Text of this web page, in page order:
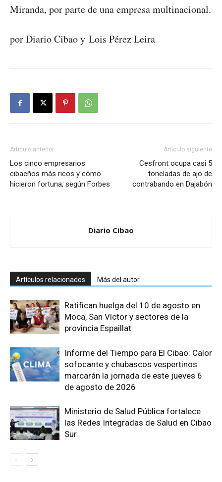
Miranda, por parte de una empresa multinacional.
por Diario Cibao y Lois Pérez Leira
Artículo anterior
Los cinco empresarios
cibaeños más ricos y cómo
hicieron fortuna, según Forbes
Artículo siguiente
Cesfront ocupa casi 5
toneladas de ajo de
contrabando en Dajabón
Diario Cibao
Artículos relacionados Más del autor
Ratifican huelga del 10 de agosto en
Moca, San Víctor y sectores de la
provincia Espaillat
Informe del Tiempo para El Cibao: Calor
sofocante y chubascos vespertinos
marcarán la jornada de este jueves 6
de agosto de 2026
Ministerio de Salud Pública fortalece
las Redes Integradas de Salud en Cibao
Sur